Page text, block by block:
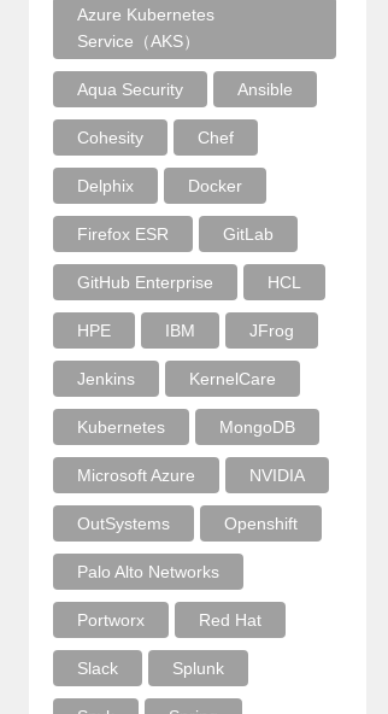
Azure Kubernetes
Service（AKS）
Aqua Security Ansible
Cohesity Chef
Delphix Docker
Firefox ESR GitLab
GitHub Enterprise HCL
HPE IBM JFrog
Jenkins KernelCare
Kubernetes MongoDB
Microsoft Azure NVIDIA
OutSystems Openshift
Palo Alto Networks
Portworx Red Hat
Slack Splunk